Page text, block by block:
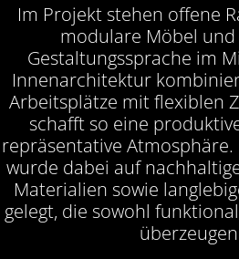
Im Projekt stehen offene
modulare Möbel
Gestaltungssprache im
Innenarchitektur
Arbeitsplätze mit flexiblen
schafft so eine
repräsentative
wurde dabei auf
Materialien sowie
gelegt, die sowohl